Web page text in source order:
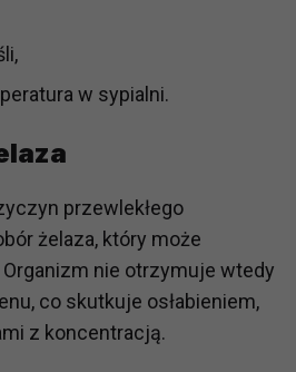
w sypialni.
przewlekłego
żelaza, który może
nie otrzymuje wtedy
co skutkuje osłabieniem,
z koncentracją.